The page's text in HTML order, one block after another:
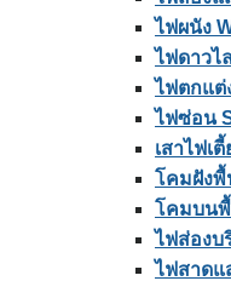
ไฟผนัง
ไฟดาวไ
ไฟตกแต่
ไฟซ่อน
เสาไฟเ
โคมฝัง
โคมบนพื้
ไฟส่องบ
ไฟสาดแ